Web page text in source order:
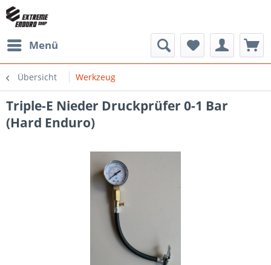
Menü
Übersicht Werkzeug
Triple-E Nieder Druckprüfer 0-1 Bar
(Hard Enduro)